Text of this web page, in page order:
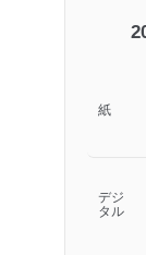
紙
デジ
タル